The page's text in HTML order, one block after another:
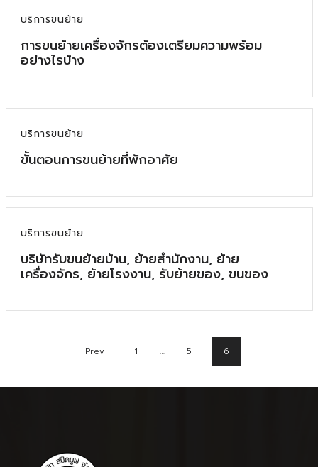
บริการขนย้าย
การขนย้ายเครื่องจักรต้องเตรียมความพร้อม
อย่างไรบ้าง
บริการขนย้าย
ขั้นตอนการขนย้ายที่พักอาศัย
บริการขนย้าย
บริษัทรับขนย้ายบ้าน, ย้ายสำนักงาน, ย้าย
เครื่องจักร, ย้ายโรงงาน, รับย้ายของ, ขนของ
Prev 1 … 5 6